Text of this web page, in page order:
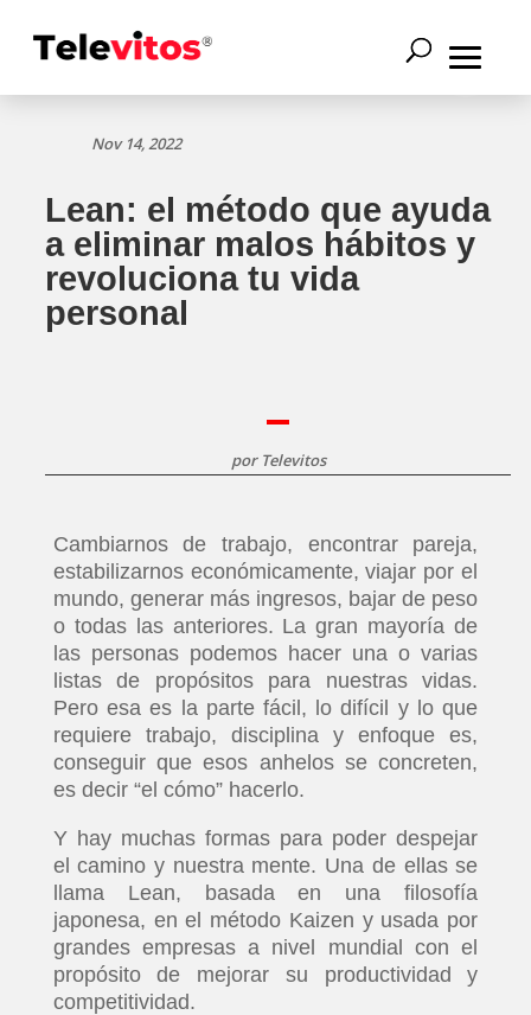
Nov 14, 2022
Lean: el método que ayuda
a eliminar malos hábitos y
revoluciona tu vida
personal
por Televitos
Cambiarnos de trabajo, encontrar pareja,
estabilizarnos económicamente, viajar por el
mundo, generar más ingresos, bajar de peso
o todas las anteriores. La gran mayoría de
las personas podemos hacer una o varias
listas de propósitos para nuestras vidas.
Pero esa es la parte fácil, lo difícil y lo que
requiere trabajo, disciplina y enfoque es,
conseguir que esos anhelos se concreten,
es decir “el cómo” hacerlo.
Y hay muchas formas para poder despejar
el camino y nuestra mente. Una de ellas se
llama Lean, basada en una filosofía
japonesa, en el método Kaizen y usada por
grandes empresas a nivel mundial con el
propósito de mejorar su productividad y
competitividad.